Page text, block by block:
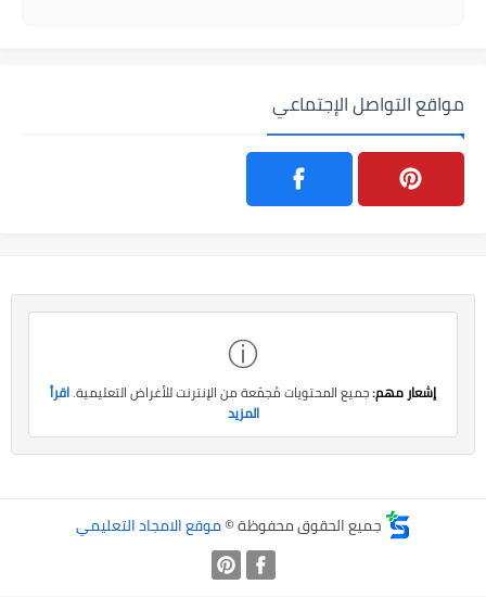
مواقع التواصل الإجتماعي
ⓘ
إشعار مهم:جميع المحتويات مُجمّعة من الإنترنت للأغراض التعليمية.اقرأ
المزيد
جميع الحقوق محفوظة ©موقع الامجاد التعليمي